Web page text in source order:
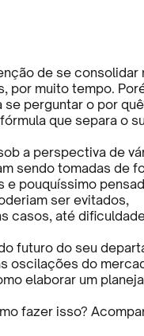
de se consolidar
por muito tempo.
perguntar o por
que separa o
a perspectiva de
sendo tomadas de
e pouquíssimo
ser evitados,
casos, até
futuro do seu
oscilações do
elaborar um
fazer isso?